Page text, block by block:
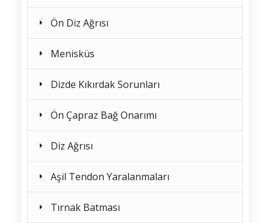
Ön Diz Ağrısı
Menisküs
Dizde Kıkırdak Sorunları
Ön Çapraz Bağ Onarımı
Diz Ağrısı
Aşil Tendon Yaralanmaları
Tırnak Batması